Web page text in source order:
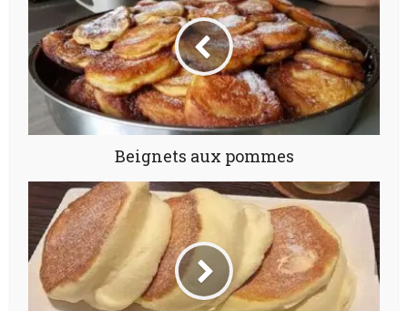
Beignets aux pommes